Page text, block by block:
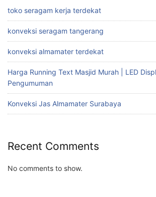
toko seragam kerja terdekat
konveksi seragam tangerang
konveksi almamater terdekat
Harga Running Text Masjid Murah | LED
Pengumuman
Konveksi Jas Almamater Surabaya
Recent Comments
No comments to show.